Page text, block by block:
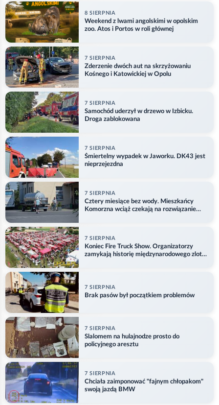
8 SIERPNIA
Weekend z lwami angolskimi w opolskim
zoo. Atos i Portos w roli głównej
7 SIERPNIA
Zderzenie dwóch aut na skrzyżowaniu
Kośnego i Katowickiej w Opolu
7 SIERPNIA
Samochód uderzył w drzewo w Izbicku.
Droga zablokowana
7 SIERPNIA
Śmiertelny wypadek w Jaworku. DK43 jest
nieprzejezdna
7 SIERPNIA
Cztery miesiące bez wody. Mieszkańcy
Komorzna wciąż czekają na rozwiązanie
7 SIERPNIA
Koniec Fire Truck Show. Organizatorzy
zamykają historię międzynarodowego zlotu
7 SIERPNIA
Brak pasów był początkiem problemów
7 SIERPNIA
Slalomem na hulajnodze prosto do
policyjnego aresztu
7 SIERPNIA
Chciała zaimponować "fajnym chłopakom"
swoją jazdą BMW